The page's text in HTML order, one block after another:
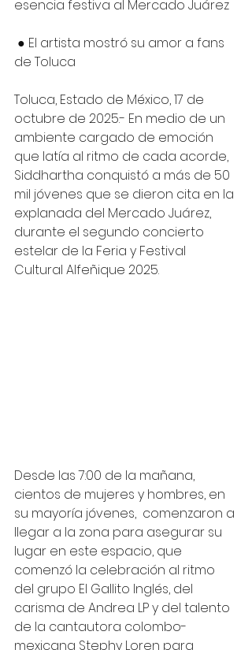
esencia festiva al Mercado Juárez
de Toluca
Toluca, Estado de México, 17 de
octubre de 2025.- En medio de un
ambiente cargado de emoción
que latía al ritmo de cada acorde,
Siddhartha conquistó a más de 50
mil jóvenes que se dieron cita en la
explanada del Mercado Juárez,
durante el segundo concierto
estelar de la Feria y Festival
Cultural Alfeñique 2025.
Desde las 7:00 de la mañana,
cientos de mujeres y hombres, en
su mayoría jóvenes,  comenzaron a
llegar a la zona para asegurar su
lugar en este espacio, que
comenzó la celebración al ritmo
del grupo El Gallito Inglés, del
carisma de Andrea LP y del talento
de la cantautora colombo-
mexicana Stephy Loren para